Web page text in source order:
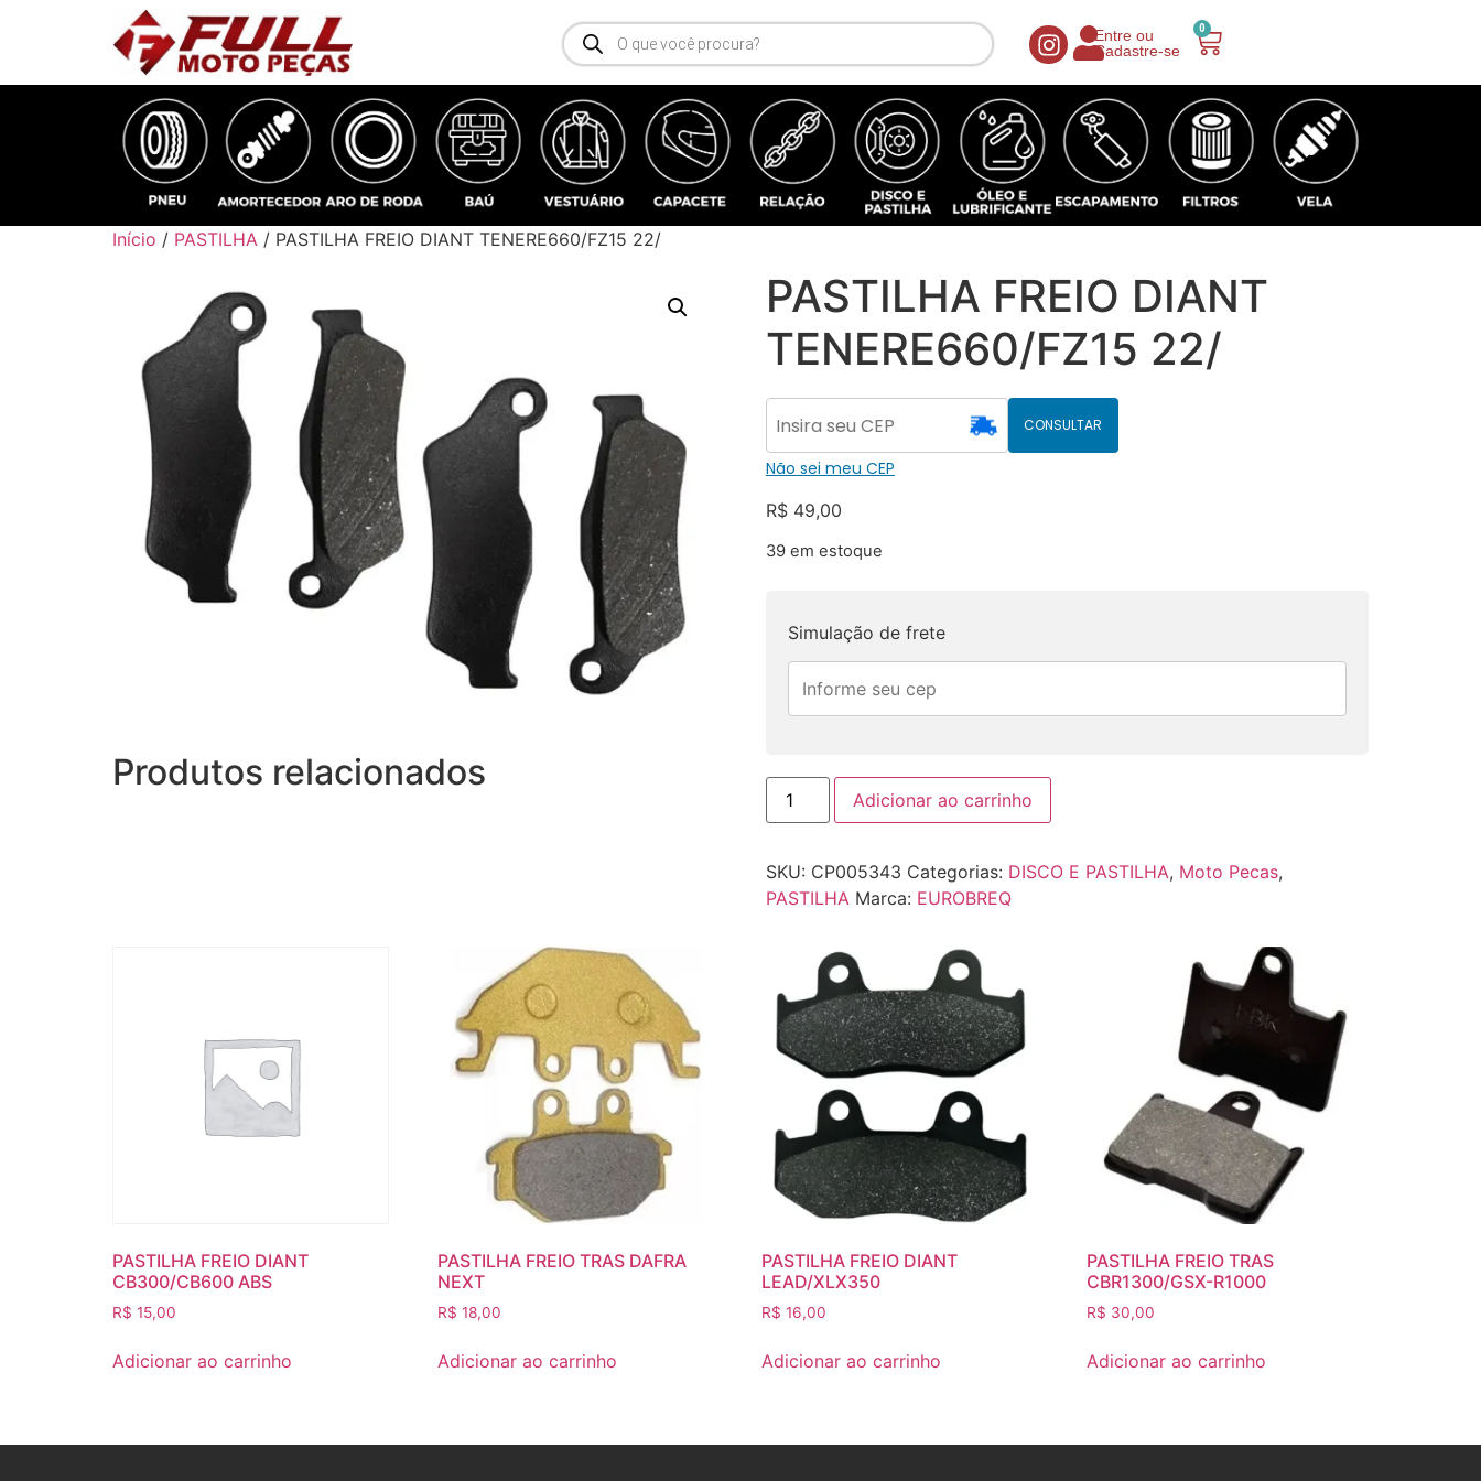
Entre ou
Cadastre-se
0
Início / PASTILHA / PASTILHA FREIO DIANT TENERE660/FZ15 22/
PASTILHA FREIO DIANT
TENERE660/FZ15 22/
CONSULTAR
Não sei meu CEP
R$49,00
39 em estoque
Simulação de frete
Adicionar ao carrinho
SKU: CP005343 Categorias: DISCO E PASTILHA, Moto Pecas,
PASTILHA Marca: EUROBREQ
Produtos relacionados
PASTILHA FREIO DIANT
CB300/CB600 ABS
R$ 15,00
Adicionar ao carrinho
PASTILHA FREIO TRAS DAFRA
NEXT
R$ 18,00
Adicionar ao carrinho
PASTILHA FREIO DIANT
LEAD/XLX350
R$ 16,00
Adicionar ao carrinho
PASTILHA FREIO TRAS
CBR1300/GSX-R1000
R$ 30,00
Adicionar ao carrinho